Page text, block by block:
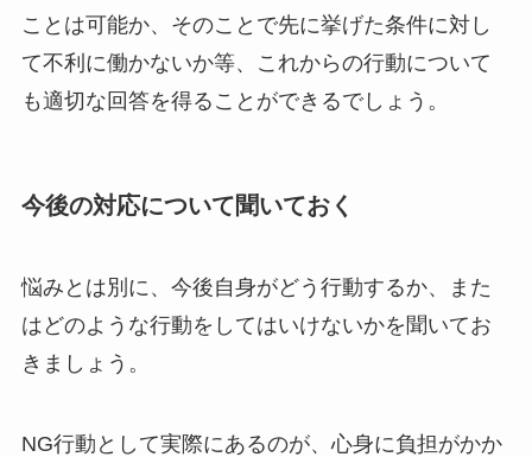
ことは可能か、そのことで先に挙げた条件に対し
て不利に働かないか等、これからの行動について
も適切な回答を得ることができるでしょう。
今後の対応について聞いておく
悩みとは別に、今後自身がどう行動するか、また
はどのような行動をしてはいけないかを聞いてお
きましょう。
NG行動として実際にあるのが、心身に負担がかか